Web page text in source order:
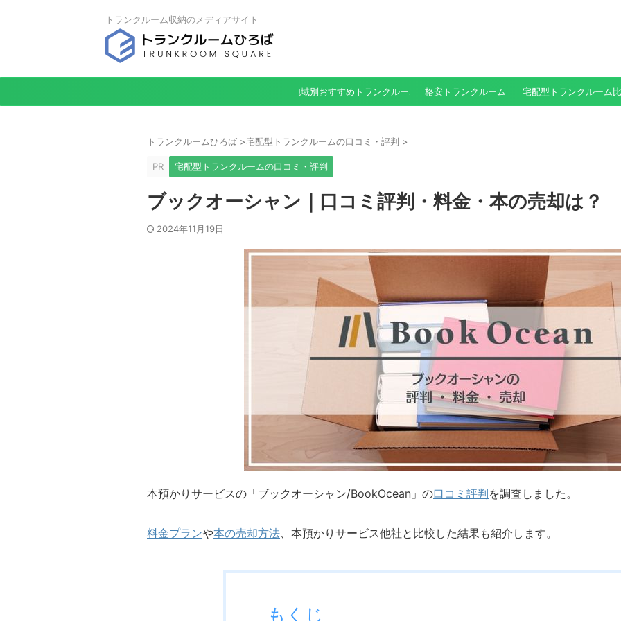
トランクルーム収納のメディアサイト
地域別おすすめトランクルーム 格安トランクルーム 宅配型トランクルーム
トランクルームひろば >宅配型トランクルームの口コミ・評判 >
PR 宅配型トランクルームの口コミ・評判
ブックオーシャン｜口コミ評判・料金・本の売却は？
2024年11月19日
本預かりサービスの「ブックオーシャン/BookOcean」の口コミ評判を調査しました。
料金プランや本の売却方法、本預かりサービス他社と比較した結果も紹介します。
もくじ